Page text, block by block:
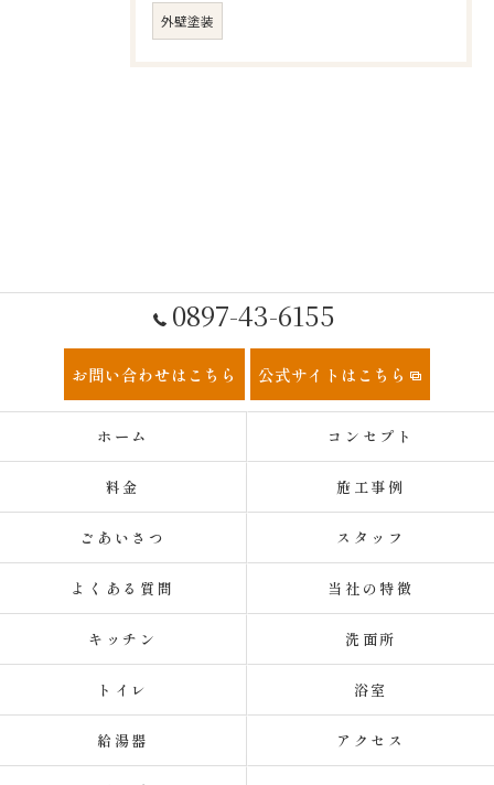
外壁塗装
0897-43-6155
お問い合わせはこちら 公式サイトはこちら
ホーム コンセプト
料金 施工事例
ごあいさつ スタッフ
よくある質問 当社の特徴
キッチン 洗面所
トイレ 浴室
給湯器 アクセス